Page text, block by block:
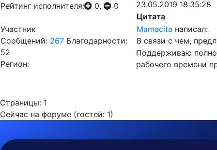
Рейтинг исполнителя:
0, 0
Участник
Сообщений: 267 Благодарности:
52
Регион:
23.05.2019 18:35:28
Цитата
Mamacita написал:
В связи с чем,
Поддерживаю
рабочего времени
Страницы: 1
Сейчас на форуме (гостей: 1)